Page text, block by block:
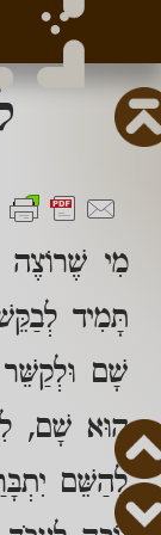
מִי
תָּמִיד
שָׁם
הוּא שָׁם,
לְהַשֵּׁם